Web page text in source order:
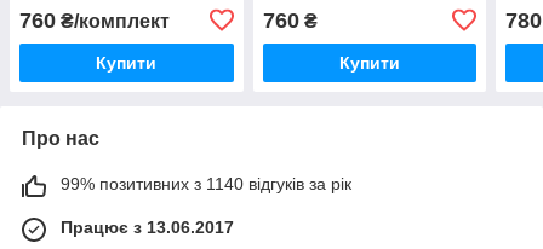
760 ₴/комплект
Купити
760₴
Купити
780
Про нас
99% позитивних з 1140 відгуків за рік
Працює з 13.06.2017